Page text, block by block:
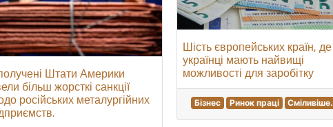
Штати Америки
більш жорсткі санкції
російських металургійних
Шість європейських країн, де
українці мають найвищі
можливості для заробітку
Бізнес Ринок праці Сміливіше.